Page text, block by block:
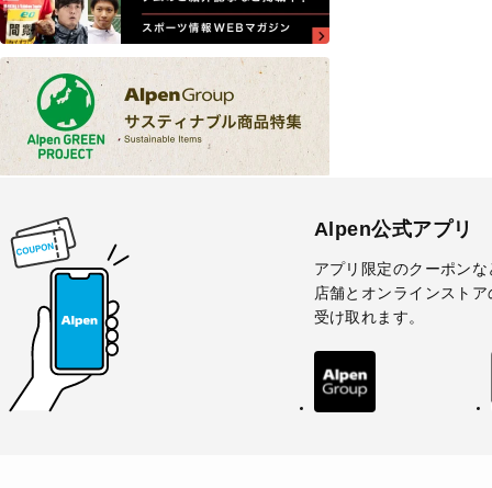
Alpen公式アプリ
アプリ限定のクーポンな
店舗とオンラインスト
受け取れます。